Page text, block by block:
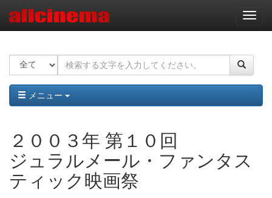
ナ
ビ
ー
ョ
ン
メニュー
２００３年 第１０回
ジュラルメール・ファンタス
ティック映画祭